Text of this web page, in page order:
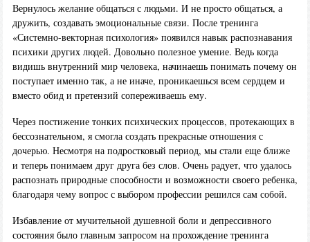
Вернулось желание общаться с людьми. И не просто общаться, а
дружить, создавать эмоциональные связи. После тренинга
«Системно-векторная психология» появился навык распознавания
психики других людей. Довольно полезное умение. Ведь когда
видишь внутренний мир человека, начинаешь понимать почему он
поступает именно так, а не иначе, проникаешься всем сердцем и
вместо обид и претензий сопереживаешь ему.
Через постижение тонких психических процессов, протекающих в
бессознательном, я смогла создать прекрасные отношения с
дочерью. Несмотря на подростковый период, мы стали еще ближе
и теперь понимаем друг друга без слов. Очень радует, что удалось
распознать природные способности и возможности своего ребенка,
благодаря чему вопрос с выбором профессии решился сам собой.
Избавление от мучительной душевной боли и депрессивного
состояния было главным запросом на прохождение тренинга